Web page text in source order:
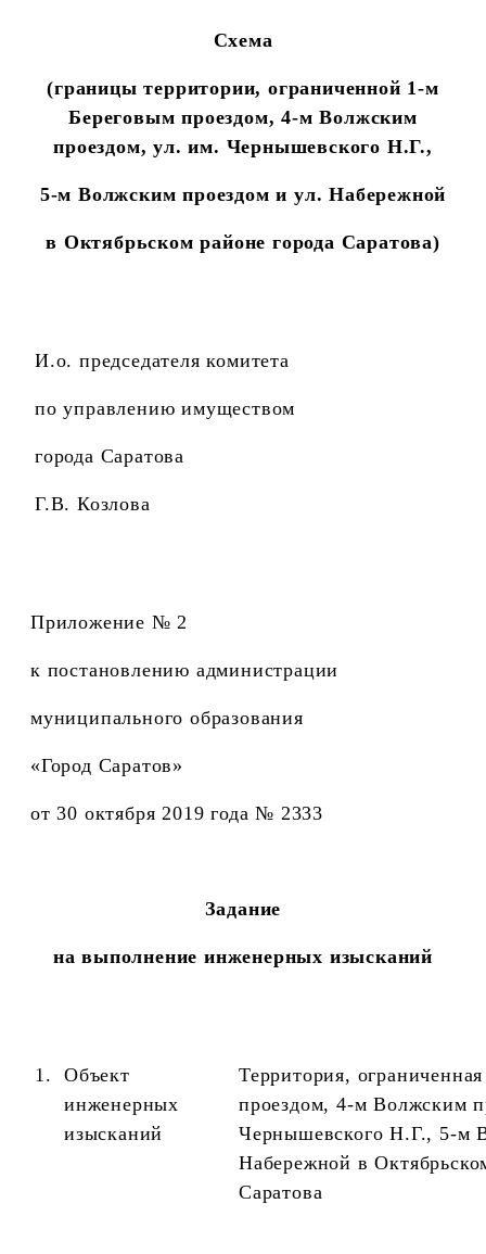
Схема
(границы территории, ограниченной 1-м
Береговым проездом, 4-м Волжским
проездом, ул. им. Чернышевского Н.Г.,
5-м Волжским проездом и ул. Набережной
в Октябрьском районе города Саратова)
И.о. председателя комитета
по управлению имуществом
города Саратова
Г.В. Козлова
Приложение № 2
к постановлению администрации
муниципального образования
«Город Саратов»
от 30 октября 2019 года № 2333
Задание
на выполнение инженерных изысканий
1.
Объект
инженерных
изысканий
Территория,
проездом, 4-м Волжским
Чернышевского Н.Г., 5-м
Набережной в
Саратова